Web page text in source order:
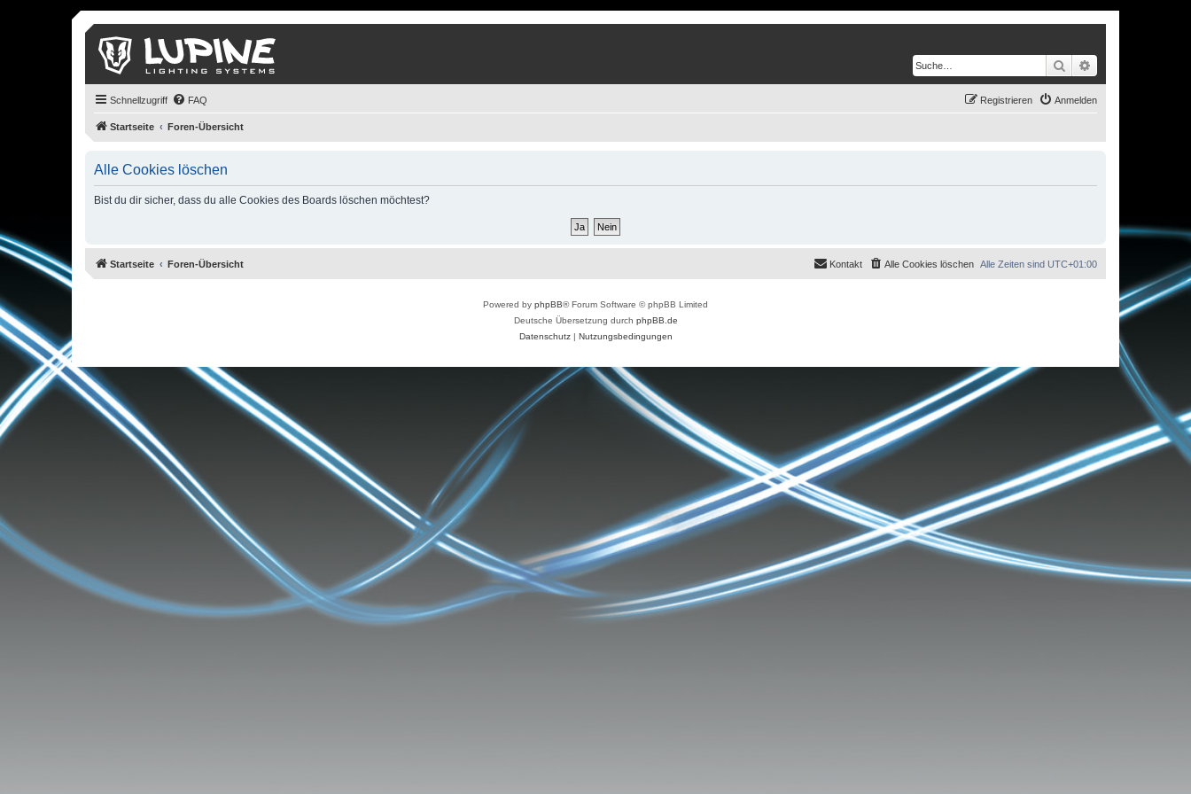
Suche
Schnellzugriff FAQ Anmelden
Registrieren
Startseite Foren-Übersicht
Alle Cookies löschen
Bist du dir sicher, dass du alle Cookies des Boards löschen möchtest?
Startseite Foren-Übersicht Alle Zeiten sind UTC+01:00
Alle Cookies löschen
Kontakt
Powered by phpBB® Forum Software © phpBB Limited
Deutsche Übersetzung durch phpBB.de
Datenschutz| Nutzungsbedingungen